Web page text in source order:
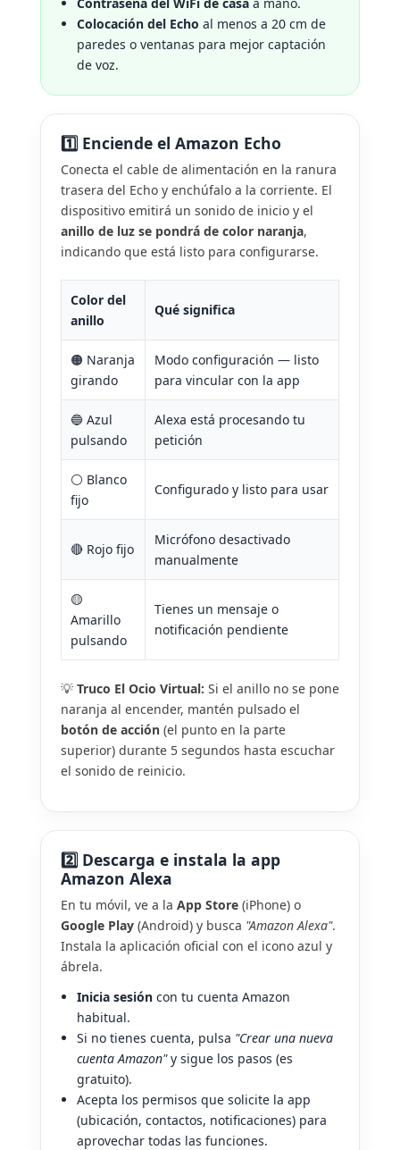
Contraseña del WiFi de casa a mano.
Colocación del Echo al menos a 20 cm de
paredes o ventanas para mejor captación
de voz.
1️⃣ Enciende el Amazon Echo
Conecta el cable de alimentación en la ranura
trasera del Echo y enchúfalo a la corriente. El
dispositivo emitirá un sonido de inicio y el
anillo de luz se pondrá de color naranja,
indicando que está listo para configurarse.
Color del
anillo
Qué significa
🟠 Naranja
girando
Modo configuración — listo
para vincular con la app
🔵 Azul
pulsando
Alexa está procesando tu
petición
⚪ Blanco
fijo
Configurado y listo para usar
🔴 Rojo fijo
Micrófono desactivado
manualmente
🟡
Amarillo
pulsando
Tienes un mensaje o
notificación pendiente
💡 Truco El Ocio Virtual: Si el anillo no se pone
naranja al encender, mantén pulsado el
botón de acción (el punto en la parte
superior) durante 5 segundos hasta escuchar
el sonido de reinicio.
2️⃣ Descarga e instala la app
Amazon Alexa
En tu móvil, ve a la App Store (iPhone) o
Google Play (Android) y busca "Amazon Alexa".
Instala la aplicación oficial con el icono azul y
ábrela.
Inicia sesión con tu cuenta Amazon
habitual.
Si no tienes cuenta, pulsa "Crear una nueva
cuenta Amazon"y sigue los pasos (es
gratuito).
Acepta los permisos que solicite la app
(ubicación, contactos, notificaciones) para
aprovechar todas las funciones.